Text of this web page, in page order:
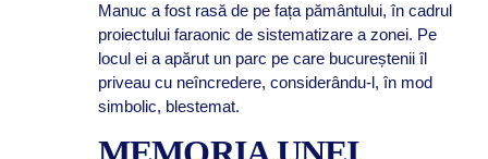
Manuc a fost rasă de pe fața pământului, în cadrul
proiectului faraonic de sistematizare a zonei. Pe
locul ei a apărut un parc pe care bucureștenii îl
priveau cu neîncredere, considerându-l, în mod
simbolic, blestemat.